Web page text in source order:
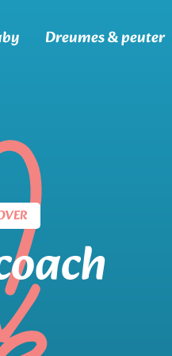
Dreumes & peuter